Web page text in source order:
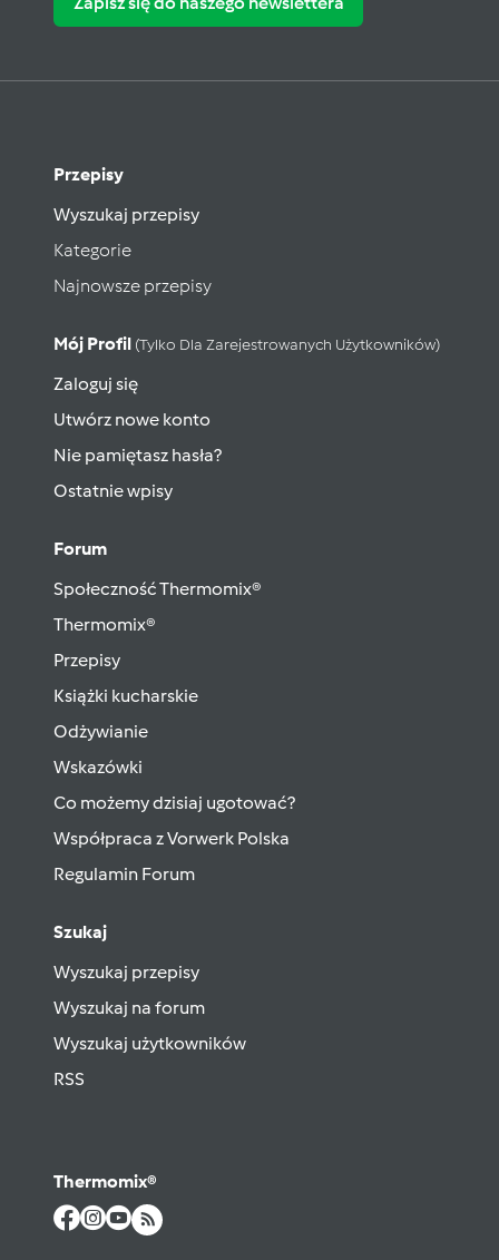
Przepisy
Wyszukaj przepisy
Kategorie
Najnowsze przepisy
Mój Profil (tylko Dla Zarejestrowanych Użytkowników)
Zaloguj się
Utwórz nowe konto
Nie pamiętasz hasła?
Ostatnie wpisy
Forum
Społeczność Thermomix®
Thermomix®
Przepisy
Książki kucharskie
Odżywianie
Wskazówki
Co możemy dzisiaj ugotować?
Współpraca z Vorwerk Polska
Regulamin Forum
Szukaj
Wyszukaj przepisy
Wyszukaj na forum
Wyszukaj użytkowników
RSS
Thermomix®